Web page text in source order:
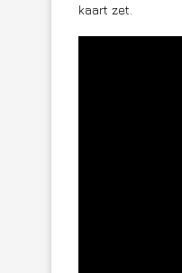
kaart zet.